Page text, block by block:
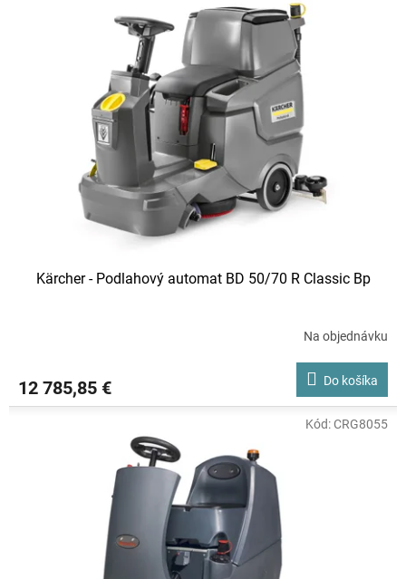
Kärcher - Podlahový automat BD 50/70 R Classic Bp
Na objednávku
12 785,85 € Do košíka
Kód:CRG8055